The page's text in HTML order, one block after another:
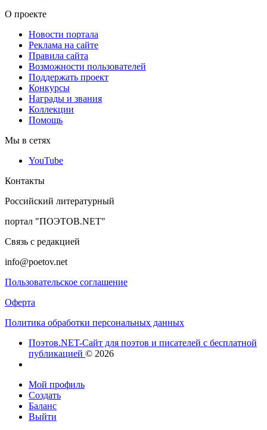
О проекте
Новости портала
Реклама на сайте
Правила сайта
Возможности пользователей
Поддержать проект
Конкурсы
Награды и звания
Коллекции
Помощь
Мы в сетях
YouTube
Контакты
Российский литературный
портал "ПОЭТОВ.NET"
Связь с редакцией
info@poetov.net
Пользовательское соглашение
Оферта
Политика обработки персональных данных
Поэтов.NET-Сайт для поэтов и писателей с бесплатной
публикацией © 2026
Мой профиль
Создать
Баланс
Выйти